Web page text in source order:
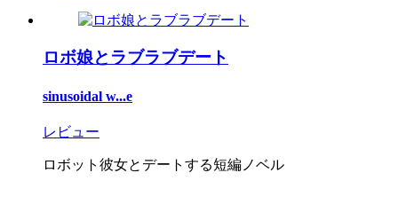
ロボ娘とラブラブデート
sinusoidal w...e
レビュー
ロボット彼女とデートする短編ノベル